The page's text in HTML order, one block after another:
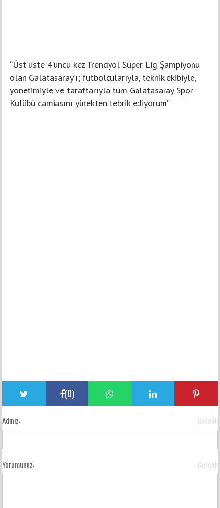
“Üst üste 4’üncü kez Trendyol Süper Lig Şampiyonu
olan Galatasaray’ı; futbolcularıyla, teknik ekibiyle,
yönetimiyle ve taraftarıyla tüm Galatasaray Spor
Kulübü camiasını yürekten tebrik ediyorum”
(0)
Adınız: Gerekli
Yorumunuz: Gerekli